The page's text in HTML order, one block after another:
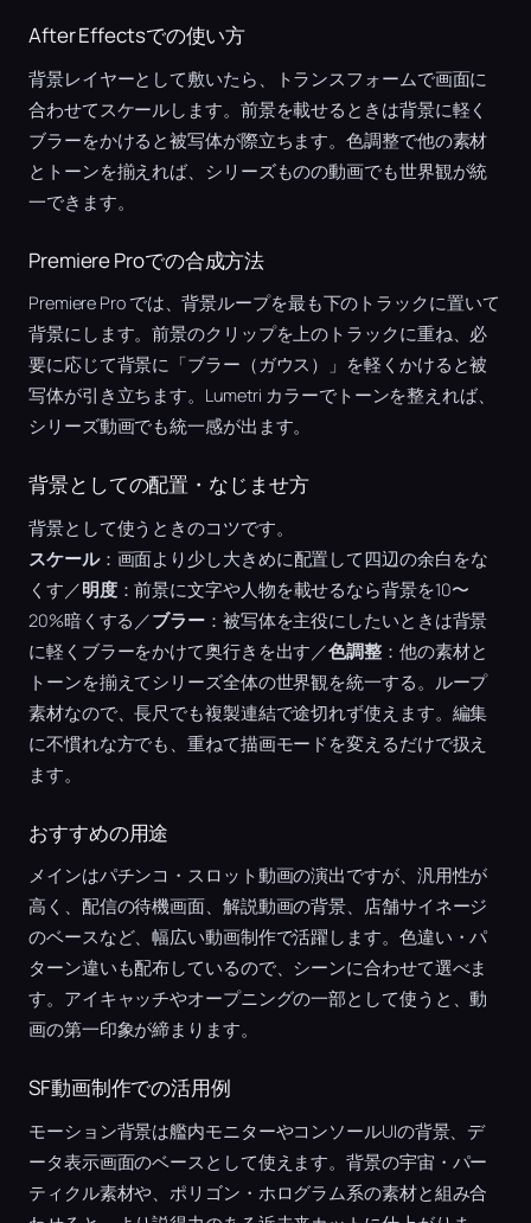
After Effectsでの使い方
背景レイヤーとして敷いたら、トランスフォームで画面に
合わせてスケールします。前景を載せるときは背景に軽く
ブラーをかけると被写体が際立ちます。色調整で他の素材
とトーンを揃えれば、シリーズものの動画でも世界観が統
一できます。
Premiere Proでの合成方法
Premiere Pro では、背景ループを最も下のトラックに置いて
背景にします。前景のクリップを上のトラックに重ね、必
要に応じて背景に「ブラー（ガウス）」を軽くかけると被
写体が引き立ちます。Lumetri カラーでトーンを整えれば、
シリーズ動画でも統一感が出ます。
背景としての配置・なじませ方
背景として使うときのコツです。
スケール：画面より少し大きめに配置して四辺の余白をな
くす／明度：前景に文字や人物を載せるなら背景を10〜
20%暗くする／ブラー：被写体を主役にしたいときは背景
に軽くブラーをかけて奥行きを出す／色調整 ：他の素材と
トーンを揃えてシリーズ全体の世界観を統一する。ループ
素材なので、長尺でも複製連結で途切れず使えます。編集
に不慣れな方でも、重ねて描画モードを変えるだけで扱え
ます。
おすすめの用途
メインはパチンコ・スロット動画の演出ですが、汎用性が
高く、配信の待機画面、解説動画の背景、店舗サイネージ
のベースなど、幅広い動画制作で活躍します。色違い・パ
ターン違いも配布しているので、シーンに合わせて選べま
す。アイキャッチやオープニングの一部として使うと、動
画の第一印象が締まります。
SF動画制作での活用例
モーション背景は艦内モニターやコンソールUIの背景、デ
ータ表示画面のベースとして使えます。背景の宇宙・パー
ティクル素材や、ポリゴン・ホログラム系の素材と組み合